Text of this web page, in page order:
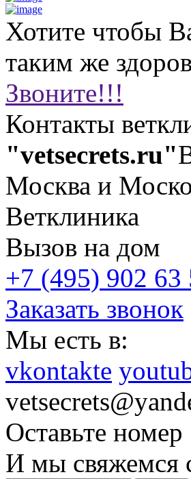
Хотите чтобы
таким же
Звоните!!!
Контакты
"vetsecrets.ru"
Москва и
Ветклиника
Вызов на дом
+7 (495) 902 63
Заказать звонок
Мы есть в:
vkontakte
Оставьте номер
И мы свяжемся